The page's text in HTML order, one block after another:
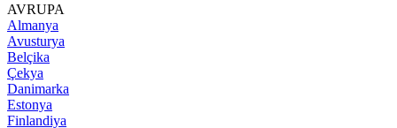
AVRUPA
Almanya
Avusturya
Belçika
Çekya
Danimarka
Estonya
Finlandiya